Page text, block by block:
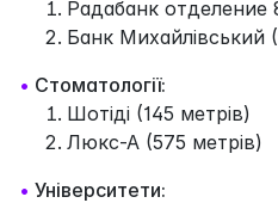
Радабанк отделение
Банк Михайлівський
• Стоматології:
Шотіді (145 метрів)
Люкс-А (575 метрів)
• Університети: